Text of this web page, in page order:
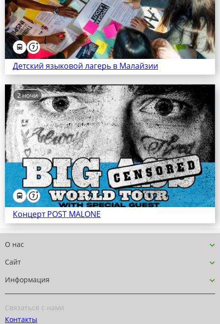
Детский языковой лагерь в Малайзии
2 ночи
Концерт POST MALONE
О нас
Сайт
Информация
Связаться с нами
Контакты